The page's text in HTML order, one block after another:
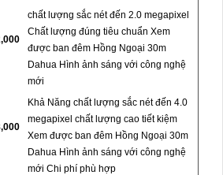
chất lượng sắc nét đến 2.0 megapixel
Chất lượng đúng tiêu chuẩn Xem
được ban đêm Hồng Ngoại 30m
Dahua Hình ảnh sáng với công nghệ
mới
Khả Năng chất lượng sắc nét đến 4.0
megapixel chất lượng cao tiết kiệm
Xem được ban đêm Hồng Ngoại 30m
Dahua Hình ảnh sáng với công nghệ
mới Chi phí phù hợp